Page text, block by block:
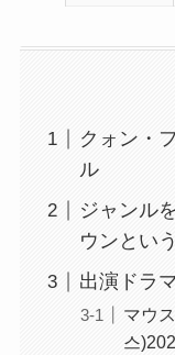
クォン・
ル
ジャンル
ウンとい
出演ドラ
マウ
스